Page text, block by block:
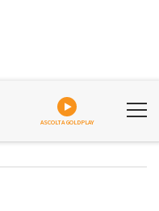
ASCOLTA GOLDPLAY